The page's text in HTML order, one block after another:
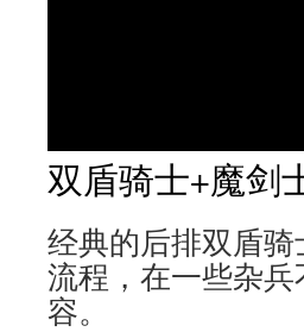
双盾骑士+魔剑
经典的后排双盾
流程，在一些杂
容。